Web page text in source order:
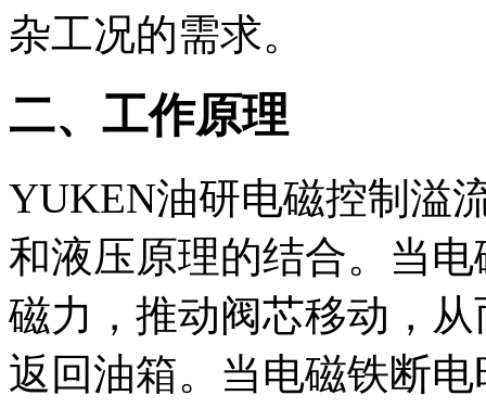
杂工况的需求。
二、工作原理
YUKEN油研电磁控制溢
和液压原理的结合。当
磁力，推动阀芯移动，
返回油箱。当电磁铁断